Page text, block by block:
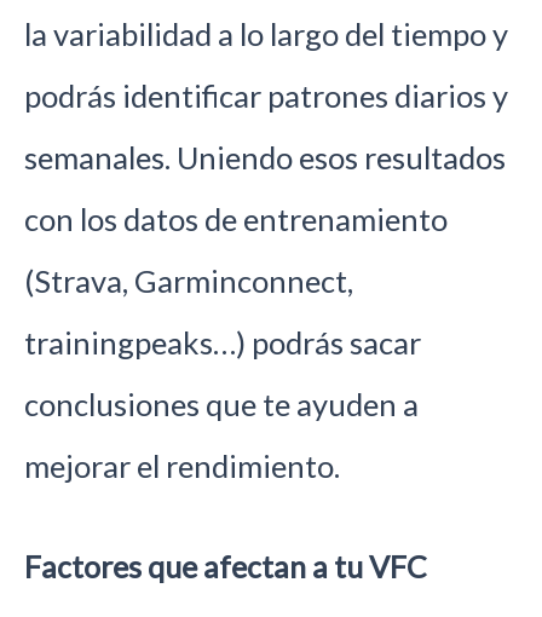
la variabilidad a lo largo del tiempo y
podrás identificar patrones diarios y
semanales. Uniendo esos resultados
con los datos de entrenamiento
(Strava, Garminconnect,
trainingpeaks…) podrás sacar
conclusiones que te ayuden a
mejorar el rendimiento.
Factores que afectan a tu VFC